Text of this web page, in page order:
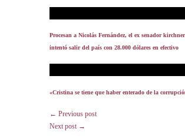
Procesan a Nicolás Fernández, el ex senador
intentó salir del país con 28.000 dólares en efectivo
«Cristina se tiene que haber enterado de la
← Previous post
Next post →